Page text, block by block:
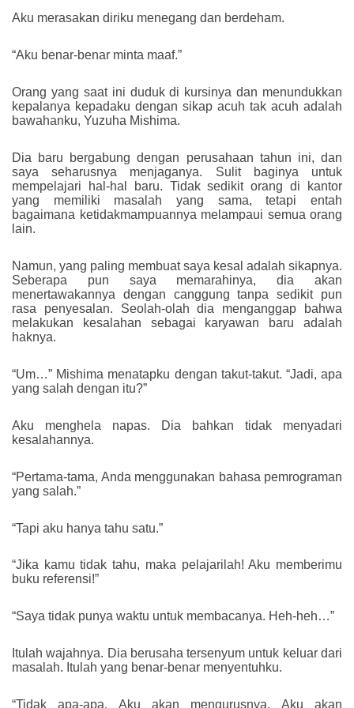
Aku merasakan diriku menegang dan berdeham.
“Aku benar-benar minta maaf.”
Orang yang saat ini duduk di kursinya dan menundukkan
kepalanya kepadaku dengan sikap acuh tak acuh adalah
bawahanku, Yuzuha Mishima.
Dia baru bergabung dengan perusahaan tahun ini, dan
saya seharusnya menjaganya. Sulit baginya untuk
mempelajari hal-hal baru. Tidak sedikit orang di kantor
yang memiliki masalah yang sama, tetapi entah
bagaimana ketidakmampuannya melampaui semua orang
lain.
Namun, yang paling membuat saya kesal adalah sikapnya.
Seberapa pun saya memarahinya, dia akan
menertawakannya dengan canggung tanpa sedikit pun
rasa penyesalan. Seolah-olah dia menganggap bahwa
melakukan kesalahan sebagai karyawan baru adalah
haknya.
“Um…” Mishima menatapku dengan takut-takut. “Jadi, apa
yang salah dengan itu?”
Aku menghela napas. Dia bahkan tidak menyadari
kesalahannya.
“Pertama-tama, Anda menggunakan bahasa pemrograman
yang salah.”
“Tapi aku hanya tahu satu.”
“Jika kamu tidak tahu, maka pelajarilah! Aku memberimu
buku referensi!”
“Saya tidak punya waktu untuk membacanya. Heh-heh…”
Itulah wajahnya. Dia berusaha tersenyum untuk keluar dari
masalah. Itulah yang benar-benar menyentuhku.
“Tidak apa-apa. Aku akan mengurusnya. Aku akan